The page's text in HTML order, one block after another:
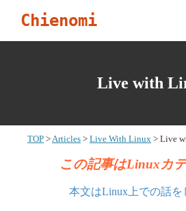
Chienomi
Live with
TOP Articles Live With Linux Live
この記事はLinuxカ
本文はLinux上での話を